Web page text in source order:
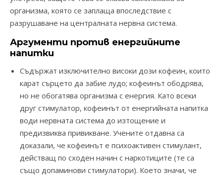
организма, която се заплаща впоследствие с
разрушаване на централната нервна система.
Аргументи против енергийните
напитки
Съдържат изключително високи дози кофеин, които
карат сърцето да забие лудо; кофеинът ободрява,
но не обогатява организма с енергия. Като всеки
друг стимулатор, кофеинът от енергийната напитка
води нервната система до изтощение и
предизвиква привикване. Учените отдавна са
доказали, че кофеинът е психоактивен стимулант,
действащ по сходен начин с наркотиците (те са
също допаминови стимулатори). Което значи, че